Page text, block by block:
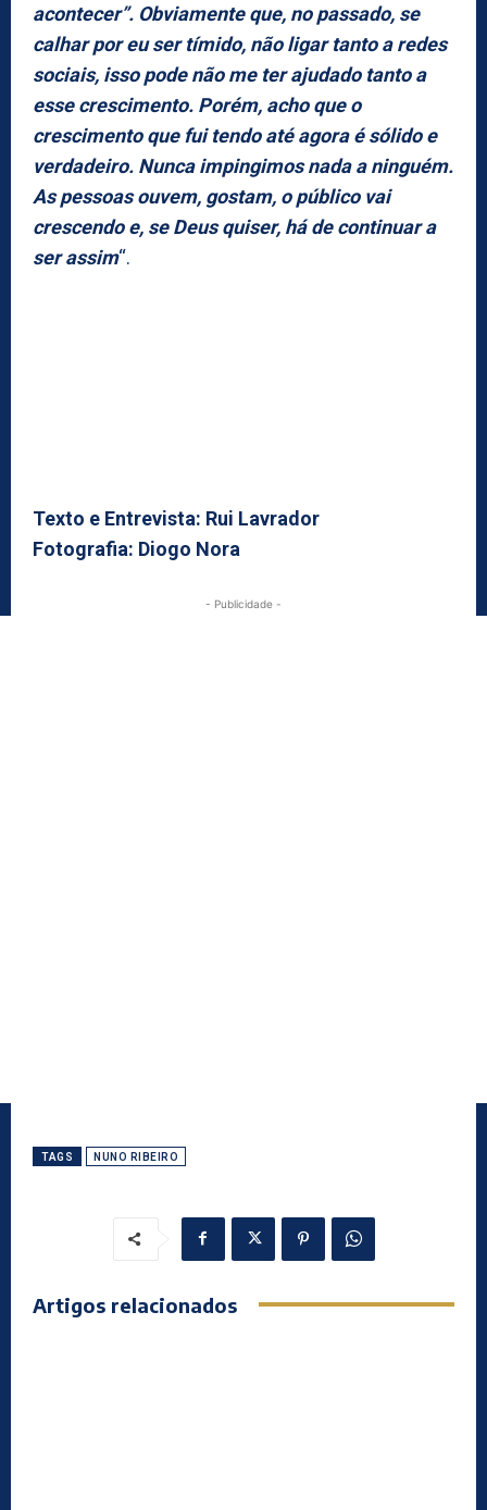
acontecer”. Obviamente que, no passado, se
calhar por eu ser tímido, não ligar tanto a redes
sociais, isso pode não me ter ajudado tanto a
esse crescimento. Porém, acho que o
crescimento que fui tendo até agora é sólido e
verdadeiro. Nunca impingimos nada a ninguém.
As pessoas ouvem, gostam, o público vai
crescendo e, se Deus quiser, há de continuar a
ser assim“.
Texto e Entrevista: Rui Lavrador
Fotografia: Diogo Nora
- Publicidade -
TAGS NUNO RIBEIRO
Artigos relacionados